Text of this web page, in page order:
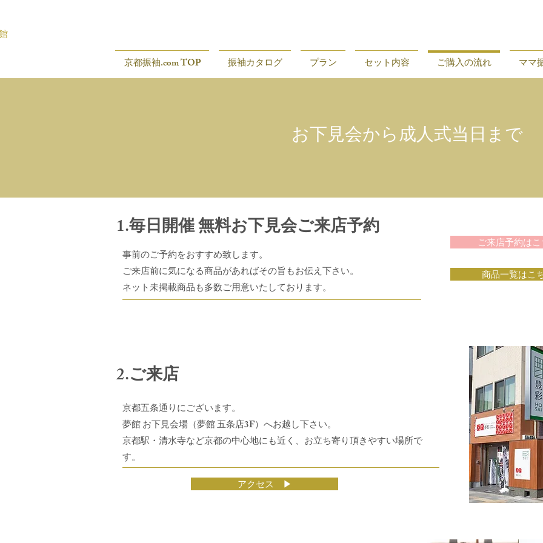
京都振袖.com TOP
振袖カタログ プラン セット内容 ご購入の流れ ママ
お下見会から成人式当日まで
1.毎日開催 無料お下見会ご来店予約
事前のご予約をおすすめ致します。
​ご来店前に気になる商品​があればその旨もお伝え下さい。
ネット未掲載商品も多数ご用意いたしております。
ご来店予約は
商品一覧は
2.ご来店
京都五条通りにございます。
夢館 お下見会場（夢館 五条店3F）へお越し下さい。
京都駅・清水寺など京都の中心地にも近く、 お立ち寄り頂きやすい場所で
す。
アクセス ▶